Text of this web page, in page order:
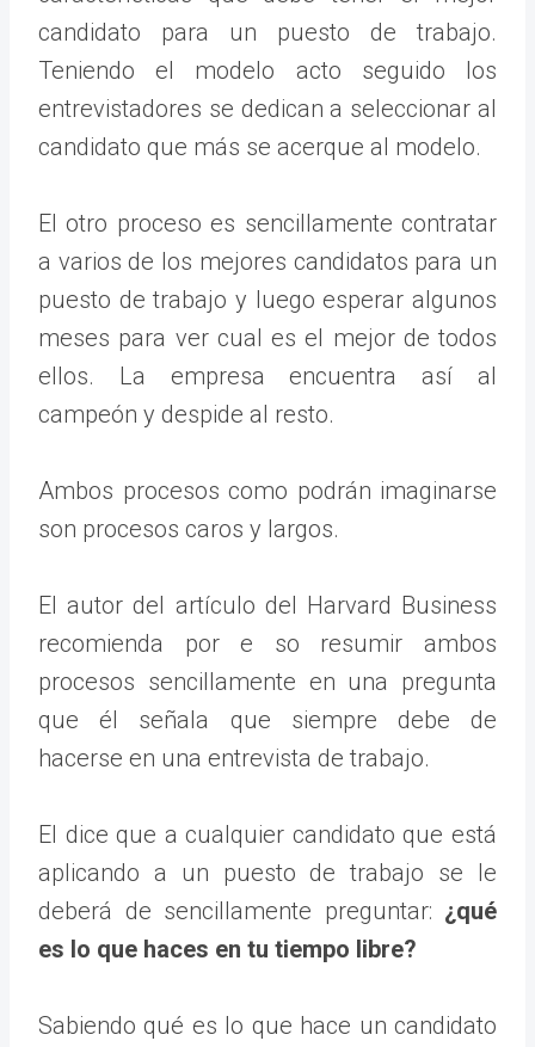
candidato para un puesto de trabajo.
Teniendo el modelo acto seguido los
entrevistadores se dedican a seleccionar al
candidato que más se acerque al modelo.
El otro proceso es sencillamente contratar
a varios de los mejores candidatos para un
puesto de trabajo y luego esperar algunos
meses para ver cual es el mejor de todos
ellos. La empresa encuentra así al
campeón y despide al resto.
Ambos procesos como podrán imaginarse
son procesos caros y largos.
El autor del artículo del Harvard Business
recomienda por e so resumir ambos
procesos sencillamente en una pregunta
que él señala que siempre debe de
hacerse en una entrevista de trabajo.
El dice que a cualquier candidato que está
aplicando a un puesto de trabajo se le
deberá de sencillamente preguntar: ¿qué
es lo que haces en tu tiempo libre?
Sabiendo qué es lo que hace un candidato